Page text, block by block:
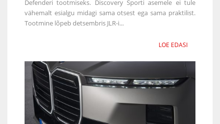
Defenderi tootmiseks. Discovery Sporti asemele ei tule
vähemalt esialgu midagi sama otsest ega sama praktilist.
Tootmine lõpeb detsembris JLR-i...
LOE EDASI